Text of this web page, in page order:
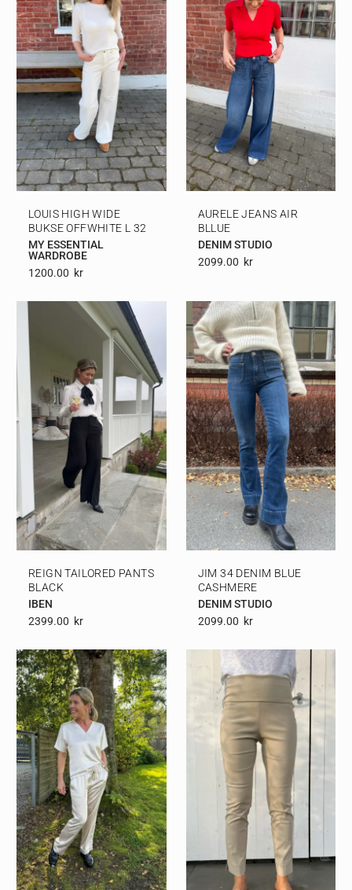
LOUIS HIGH WIDE
BUKSE OFFWHITE L 32
MY ESSENTIAL
WARDROBE
1200.00 Kr
AURELE JEANS AIR
BLLUE
DENIM STUDIO
2099.00 Kr
REIGN TAILORED PANTS
BLACK
IBEN
2399.00 Kr
JIM 34 DENIM BLUE
CASHMERE
DENIM STUDIO
2099.00 Kr